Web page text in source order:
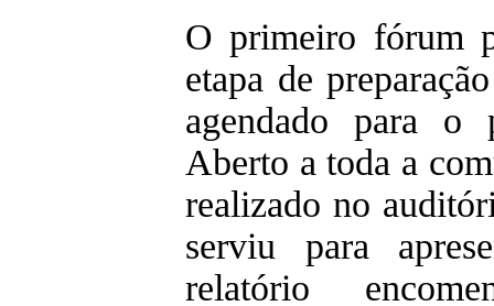
O primeiro fórum
etapa de
agendado para o
Aberto a toda a
realizado no
serviu para
relatório